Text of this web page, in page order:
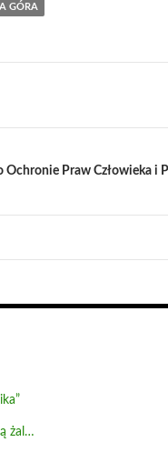
GÓRA
Ochronie Praw Człowieka i
żal…